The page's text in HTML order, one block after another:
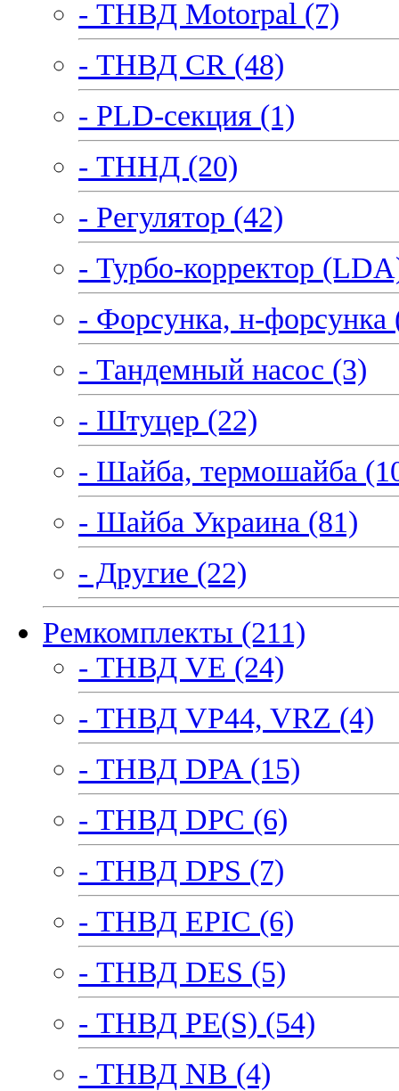
- ТНВД Motorpal (7)
- ТНВД CR (48)
- PLD-секция (1)
- ТННД (20)
- Регулятор (42)
- Турбо-корректор
- Форсунка, н-форсунка
- Тандемный насос (3)
- Штуцер (22)
- Шайба, термошайба
- Шайба Украина (81)
- Другие (22)
Ремкомплекты (211)
- ТНВД VE (24)
- ТНВД VP44, VRZ (4)
- ТНВД DPA (15)
- ТНВД DPC (6)
- ТНВД DPS (7)
- ТНВД EPIC (6)
- ТНВД DES (5)
- ТНВД PE(S) (54)
- ТНВД NB (4)